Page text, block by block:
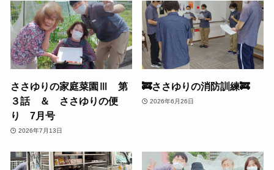
ささゆりの家庭菜園Ⅲ 第
３話 ＆ ささゆりの便
り 7月号
2026年7月13日
🚒ささゆりの消防訓練🚒
2026年6月26日